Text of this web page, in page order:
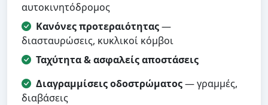
αυτοκινητόδρομος
Κανόνες προτεραιότητας—
διασταυρώσεις, κυκλικοί κόμβοι
Ταχύτητα & ασφαλείς αποστάσεις
Διαγραμμίσεις οδοστρώματος— γραμμές,
διαβάσεις